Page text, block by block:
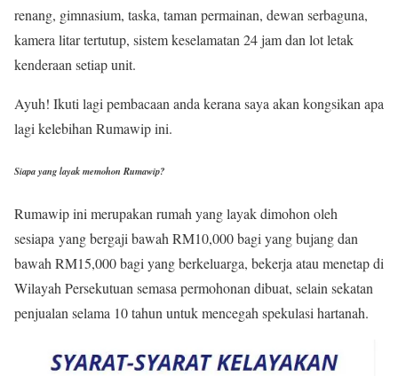
renang, gimnasium, taska, taman permainan, dewan serbaguna,
kamera litar tertutup, sistem keselamatan 24 jam dan lot letak
kenderaan setiap unit.
Ayuh! Ikuti lagi pembacaan anda kerana saya akan kongsikan apa
lagi kelebihan Rumawip ini.
Siapa yang layak memohon Rumawip?
Rumawip ini merupakan rumah yang layak dimohon oleh
sesiapa yang bergaji bawah RM10,000 bagi yang bujang dan
bawah RM15,000 bagi yang berkeluarga, bekerja atau menetap di
Wilayah Persekutuan semasa permohonan dibuat, selain sekatan
penjualan selama 10 tahun untuk mencegah spekulasi hartanah.